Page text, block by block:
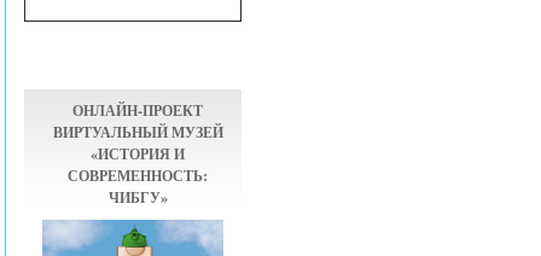
ОНЛАЙН-ПРОЕКТ
ВИРТУАЛЬНЫЙ МУЗЕЙ
«ИСТОРИЯ И
СОВРЕМЕННОСТЬ:
ЧИБГУ»